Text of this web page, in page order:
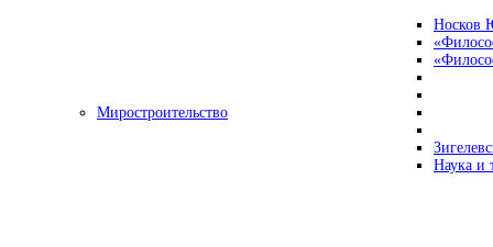
Носков
Миростроительство
Наука и